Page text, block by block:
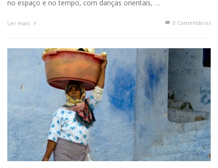
no espaço e no tempo, com danças orientais, …
Ler mais 0 Comentários